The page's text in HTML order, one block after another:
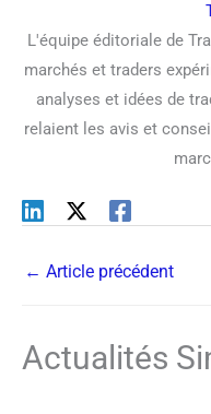
L'équipe éditoriale de
marchés et traders
analyses et idées de
relaient les avis et
← Article précédent
Actualités